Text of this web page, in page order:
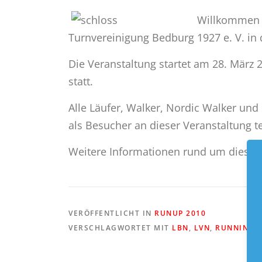
Willkommen
Turnvereinigung Bedburg 1927 e. V.
Die Veranstaltung startet am 28.
statt.
Alle Läufer, Walker, Nordic Walker
als Besucher an dieser Veranstaltung
Weitere Informationen rund um
VERÖFFENTLICHT IN RUNUP 2010
VERSCHLAGWORTET MIT LBN, LVN, RUNNING